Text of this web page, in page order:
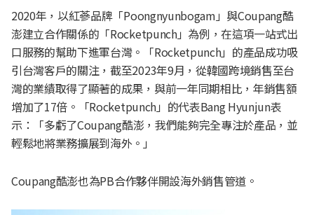
2020年，以紅蔘品牌「Poongnyunbogam」與Coupang酷
澎建立合作關係的「Rocketpunch」為例，在這項一站式出
口服務的幫助下進軍台灣。「Rocketpunch」的產品成功吸
引台灣客戶的關注，截至2023年9月，從韓國跨境銷售至台
灣的業績取得了顯著的成果，與前一年同期相比，年銷售額
增加了17倍。「Rocketpunch」的代表Bang Hyunjun表
示：「多虧了Coupang酷澎，我們能夠完全專注於產品，並
輕鬆地將業務擴展到海外。」
Coupang酷澎也為PB合作夥伴開設海外銷售管道。